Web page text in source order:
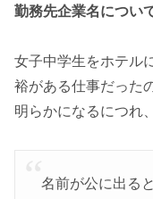
勤務先企業名につい
女子中学生をホテル
裕がある仕事だった
明らかになるにつれ
名前が公に出る